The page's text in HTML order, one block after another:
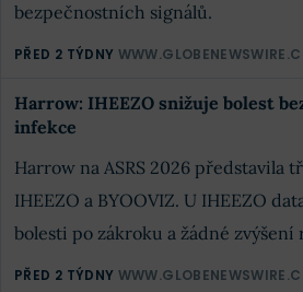
bezpečnostních signálů.
PŘED 2 TÝDNY
Harrow: IHEEZO snižuje bolest
infekce
Harrow na ASRS 2026 představila
IHEEZO a BYOOVIZ. U IHEEZO
bolesti po zákroku a žádné
PŘED 2 TÝDNY